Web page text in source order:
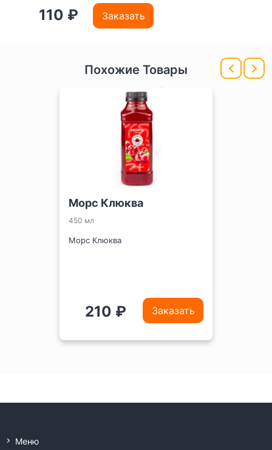
110 ₽ Заказать
Похожие Товары
Морс Клюква
450 мл
Морс Клюква
210 ₽ Заказать
Меню